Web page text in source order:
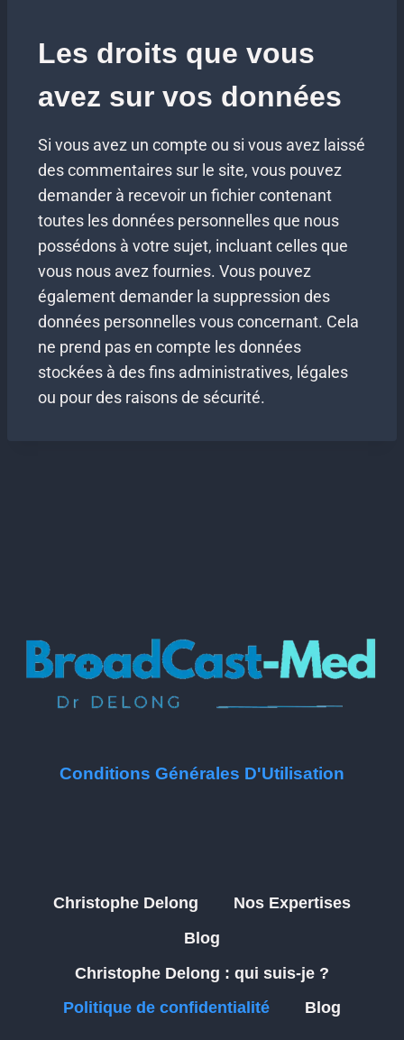
Les droits que vous
avez sur vos données
Si vous avez un compte ou si vous avez laissé
des commentaires sur le site, vous pouvez
demander à recevoir un fichier contenant
toutes les données personnelles que nous
possédons à votre sujet, incluant celles que
vous nous avez fournies. Vous pouvez
également demander la suppression des
données personnelles vous concernant. Cela
ne prend pas en compte les données
stockées à des fins administratives, légales
ou pour des raisons de sécurité.
Conditions Générales D'Utilisation
Christophe Delong
Nos Expertises
Blog
Christophe Delong : qui suis-je ?
Politique de confidentialité
Blog